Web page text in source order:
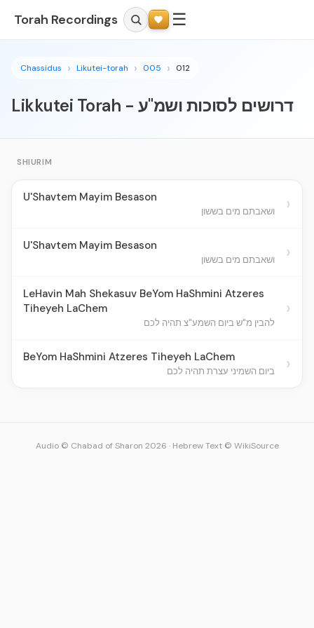
Torah Recordings ☰
Chassidus Likutei-torah 005 012
Likkutei Torah - דרושים לסוכות ושמ"ע
SHIURIM
U'Shavtem Mayim Besason
ושאבתם מים בששון ›
U'Shavtem Mayim Besason
ושאבתם מים בששון ›
LeHavin Mah Shekasuv BeYom HaShmini Atzeres
Tiheyeh LaChem
להבין מ"ש ביום השמע"צ תהיה לכם
›
BeYom HaShmini Atzeres Tiheyeh LaChem
ביום השמיני עצרת תהיה לכם ›
Audio © Chabad of Sharon 2026 · Hebrew Text © WikiSource